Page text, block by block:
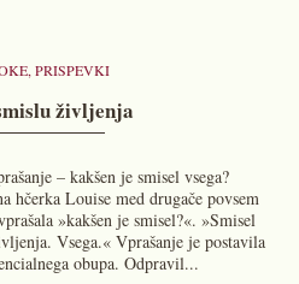
, PRISPEVKI
življenja
– kakšen je smisel vsega?
hčerka Louise med drugače povsem
»kakšen je smisel?«. »Smisel
Vsega.« Vprašanje je postavila
obupa. Odpravil...